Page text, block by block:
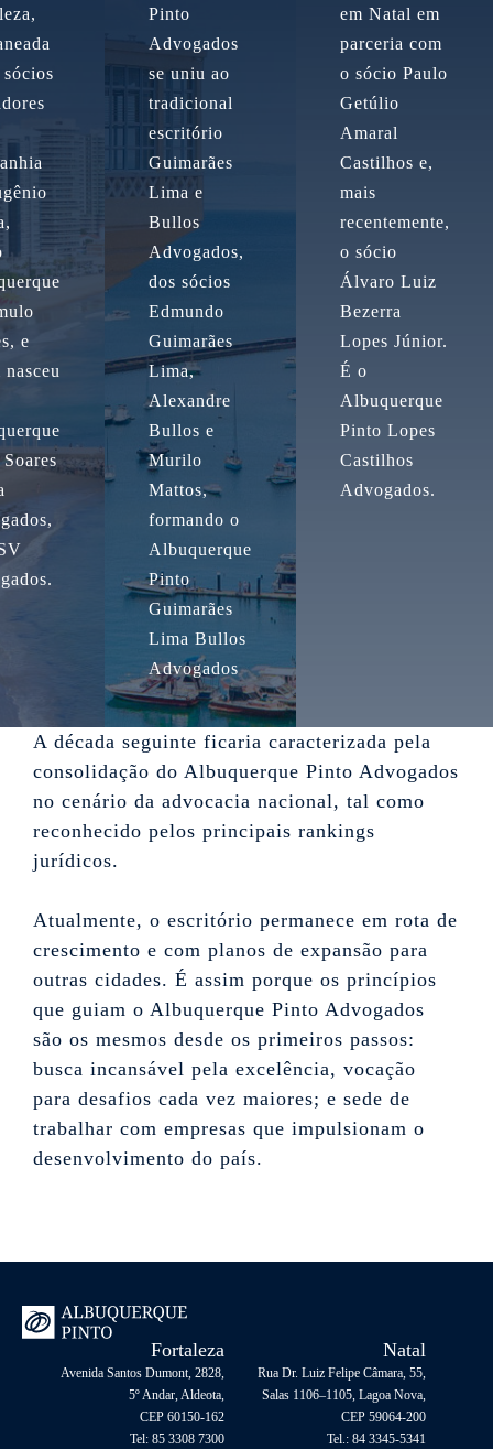
e
nasceu
Pinto
Advogados
se uniu ao
tradicional
escritório
Guimarães
Lima e
Bullos
Advogados,
dos sócios
Edmundo
Guimarães
Lima,
Alexandre
Bullos e
Murilo
Mattos,
formando o
Albuquerque
Pinto
Guimarães
Lima Bullos
Advogados
em Natal em
parceria com
o sócio Paulo
Getúlio
Amaral
Castilhos e,
mais
recentemente,
o sócio
Álvaro Luiz
Bezerra
Lopes Júnior.
É o
Albuquerque
Pinto Lopes
Castilhos
Advogados.
A década seguinte ficaria caracterizada pela
consolidação do Albuquerque Pinto Advogados
no cenário da advocacia nacional, tal como
reconhecido pelos principais rankings
jurídicos.
Atualmente, o escritório permanece em rota de
crescimento e com planos de expansão para
outras cidades. É assim porque os princípios
que guiam o Albuquerque Pinto Advogados
são os mesmos desde os primeiros passos:
busca incansável pela excelência, vocação
para desafios cada vez maiores; e sede de
trabalhar com empresas que impulsionam o
desenvolvimento do país.
Fortaleza
Avenida Santos Dumont, 2828,
5º Andar, Aldeota,
CEP 60150-162
Tel: 85 3308 7300
Natal
Rua Dr. Luiz Felipe Câmara, 55,
Salas 1106–1105, Lagoa Nova,
CEP 59064-200
Tel.: 84 3345-5341